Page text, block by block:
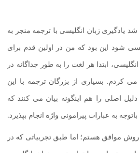
یادگیری زبان انگلیسی با ترجمه منجر به
شود این بود که من در اولین قدم برای
ابتدا هر لغت را به طور جداگانه در
کردم. بسیاری از بزرگان ترجمه با این
اصلی را هم اینگونه بیان می کنند که
به عبارات پیرامونی واژه انجام بپذیرد.
روش موافق هستم؛ اما طبق تجربیاتی که در